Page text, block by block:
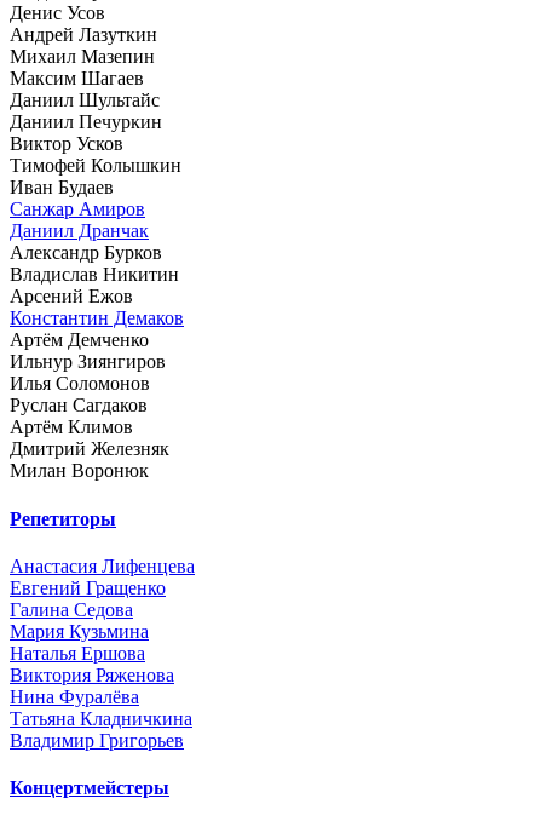
Денис Усов
Андрей Лазуткин
Михаил Мазепин
Максим Шагаев
Даниил Шультайс
Даниил Печуркин
Виктор Усков
Тимофей Колышкин
Иван Будаев
Санжар Амиров
Даниил Дранчак
Александр Бурков
Владислав Никитин
Арсений Ежов
Константин Демаков
Артём Демченко
Ильнур Зиянгиров
Илья Соломонов
Руслан Сагдаков
Артём Климов
Дмитрий Железняк
Милан Воронюк
Репетиторы
Анастасия Лифенцева
Евгений Гращенко
Галина Седова
Мария Кузьмина
Наталья Ершова
Виктория Ряженова
Нина Фуралёва
Татьяна Кладничкина
Владимир Григорьев
Концертмейстеры